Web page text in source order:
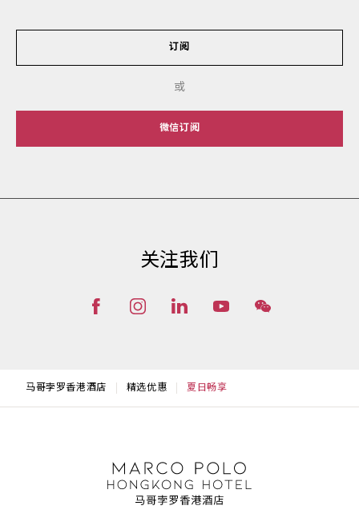
订阅
或
微信订阅
关注我们
马哥孛罗香港酒店 精选优惠 夏日畅享